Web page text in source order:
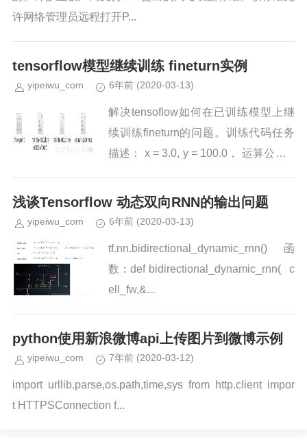
许网络管理员远程打开P...
tensorflow模型继续训练 fineturn实例
yipeiwu_com 6年前 (2020-03-13)
解决tensoflow如何在已训练模型上继
续训练fineturn的问题。训练代码任务
描述： x = 3.0, y = 100.0， 运算公式 x
浅谈Tensorflow 动态双向RNN的输出问题
yipeiwu_com 6年前 (2020-03-13)
tf.nn.bidirectional_dynamic_rnn()函
数：def bidirectional_dynamic_rnn( c
ell_fw,&...
python使用新浪微博api上传图片到微博示例
yipeiwu_com 7年前 (2020-03-12)
import urllib.parse,os.path,time,sys from http.client impor
t HTTPSConnection f...